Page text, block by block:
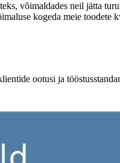
võimaldades neil jätta
kogeda meie toodete
ootusi ja